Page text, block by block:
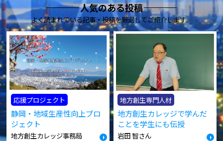
人気のある投稿
よく読まれている記事・投稿を厳選してご紹介します。
応援プロジェクト
静岡・地域生産性向上プロ
ジェクト
地方創生カレッジ事務局
地方創生専門人材
地方創生カレッジで学んだ
ことを学生にも伝授
岩田 智さん